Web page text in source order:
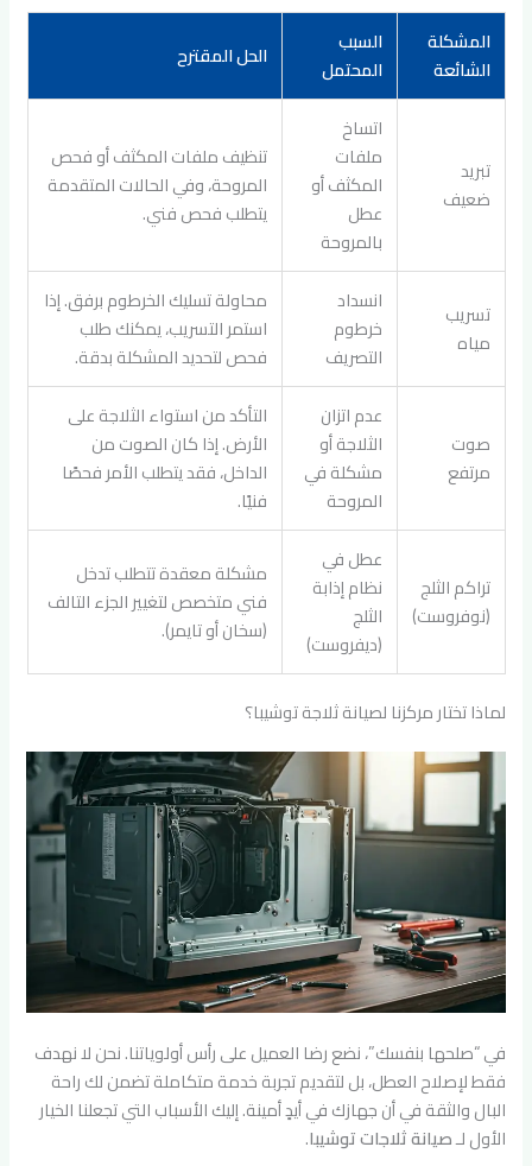
المشكلة
الشائعة
السبب
المحتمل
الحل المقترح
تبريد
ضعيف
اتساخ
ملفات
المكثف أو
عطل
بالمروحة
تنظيف ملفات المكثف أو فحص
المروحة، وفي الحالات المتقدمة
يتطلب فحص فني.
تسريب
مياه
انسداد
خرطوم
التصريف
محاولة تسليك الخرطوم برفق. إذا
استمر التسريب، يمكنك طلب
فحص لتحديد المشكلة بدقة.
صوت
مرتفع
عدم اتزان
الثلاجة أو
مشكلة في
المروحة
التأكد من استواء الثلاجة على
الأرض. إذا كان الصوت من
الداخل، فقد يتطلب الأمر فحصًا
فنيًا.
تراكم الثلج
(نوفروست)
عطل في
نظام إذابة
الثلج
(ديفروست)
مشكلة معقدة تتطلب تدخل
فني متخصص لتغيير الجزء التالف
(سخان أو تايمر).
لماذا تختار مركزنا لصيانة ثلاجة توشيبا؟
في “صلحها بنفسك”، نضع رضا العميل على رأس أولوياتنا. نحن لا نهدف
فقط لإصلاح العطل، بل لتقديم تجربة خدمة متكاملة تضمن لك راحة
البال والثقة في أن جهازك في أيدٍ أمينة. إليك الأسباب التي تجعلنا الخيار
الأول لـصيانة ثلاجات توشيبا.